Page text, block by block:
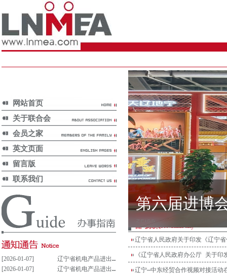
网站首页
关于联合会
会员之家
英文页面
留言版
联系我们
第六届进博
[2026-01-07]
辽宁省机电产品进出口企业联合会党支部参与重大事项决策管理制度(试行)
[2026-01-07]
辽宁省机电产品进出口企业联合会党组织参与决策重大事项清单(试行)
Provincial Policy
辽宁省人民政府关于印发《辽宁
《辽宁省人民政府办公厅 关于
辽宁—中东经贸合作视频对接活动